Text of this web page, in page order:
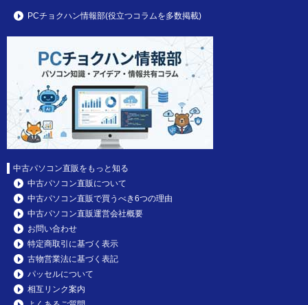
PCチョクハン情報部(役立つコラムを多数掲載)
中古パソコン直販をもっと知る
中古パソコン直販について
中古パソコン直販で買うべき6つの理由
中古パソコン直販運営会社概要
お問い合わせ
特定商取引に基づく表示
古物営業法に基づく表記
パッセルについて
相互リンク案内